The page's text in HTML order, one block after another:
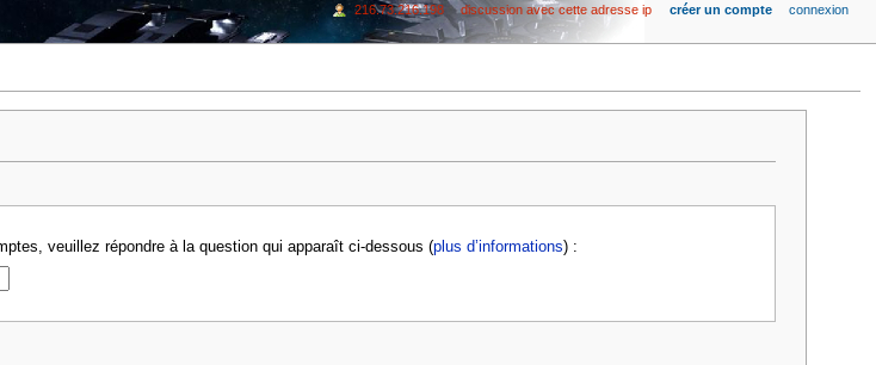
veuillez répondre à la question qui apparaît ci-dessous (plus d’informations) :
216.73.216.198 discussion avec cette adresse ip créer un compte connexion